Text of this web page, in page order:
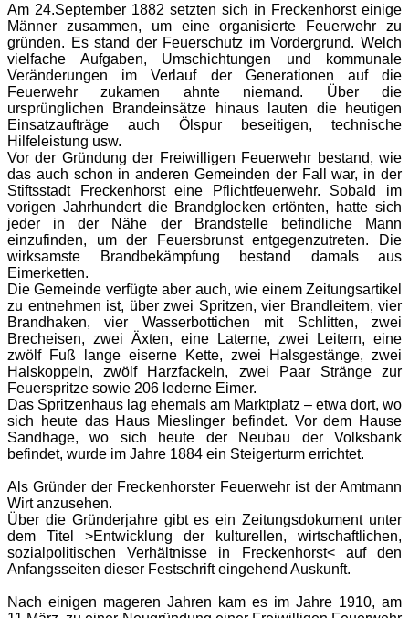
Am 24.September 1882 setzten sich in Freckenhorst einige
Männer zusammen, um eine organisierte Feuerwehr zu
gründen. Es stand der Feuerschutz im Vordergrund. Welch
vielfache Aufgaben, Umschichtungen und kommunale
Veränderungen im Verlauf der Generationen auf die
Feuerwehr zukamen ahnte niemand. Über die
ursprünglichen Brandeinsätze hinaus lauten die heutigen
Einsatzaufträge auch Ölspur beseitigen, technische
Hilfeleistung usw.
Vor der Gründung der Freiwilligen Feuerwehr bestand, wie
das auch schon in anderen Gemeinden der Fall war, in der
Stiftsstadt Freckenhorst eine Pflichtfeuerwehr. Sobald im
vorigen Jahrhundert die Brandglocken ertönten, hatte sich
jeder in der Nähe der Brandstelle befindliche Mann
einzufinden, um der Feuersbrunst entgegenzutreten. Die
wirksamste Brandbekämpfung bestand damals aus
Eimerketten.
Die Gemeinde verfügte aber auch, wie einem Zeitungsartikel
zu entnehmen ist, über zwei Spritzen, vier Brandleitern, vier
Brandhaken, vier Wasserbottichen mit Schlitten, zwei
Brecheisen, zwei Äxten, eine Laterne, zwei Leitern, eine
zwölf Fuß lange eiserne Kette, zwei Halsgestänge, zwei
Halskoppeln, zwölf Harzfackeln, zwei Paar Stränge zur
Feuerspritze sowie 206 lederne Eimer.
Das Spritzenhaus lag ehemals am Marktplatz – etwa dort, wo
sich heute das Haus Mieslinger befindet. Vor dem Hause
Sandhage, wo sich heute der Neubau der Volksbank
befindet, wurde im Jahre 1884 ein Steigerturm errichtet.
Als Gründer der Freckenhorster Feuerwehr ist der Amtmann
Wirt anzusehen.
Über die Gründerjahre gibt es ein Zeitungsdokument unter
dem Titel >Entwicklung der kulturellen, wirtschaftlichen,
sozialpolitischen Verhältnisse in Freckenhorst< auf den
Anfangsseiten dieser Festschrift eingehend Auskunft.
Nach einigen mageren Jahren kam es im Jahre 1910, am